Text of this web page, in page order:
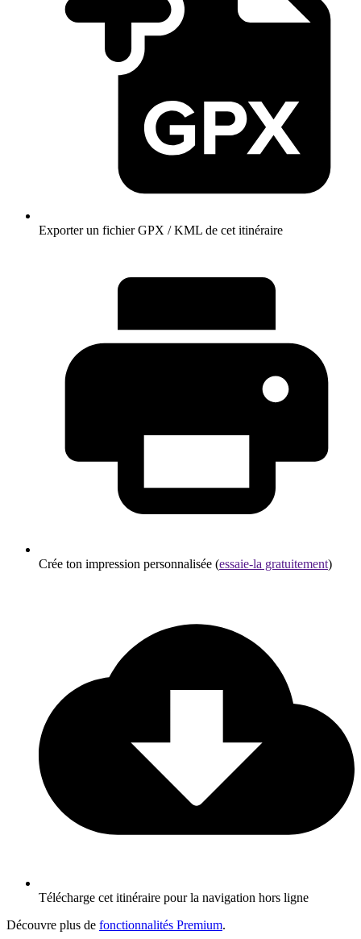
Exporter un fichier GPX / KML de cet itinéraire
Crée ton impression personnalisée (essaie-la gratuitement)
Télécharge cet itinéraire pour la navigation hors ligne
Découvre plus de fonctionnalités Premium.